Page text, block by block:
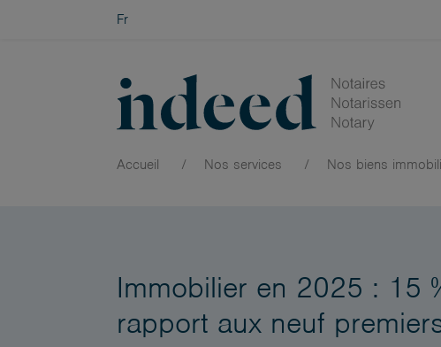
Fr
Accueil Nos services Nos biens
Immobilier en 2025 : 15
rapport aux neuf